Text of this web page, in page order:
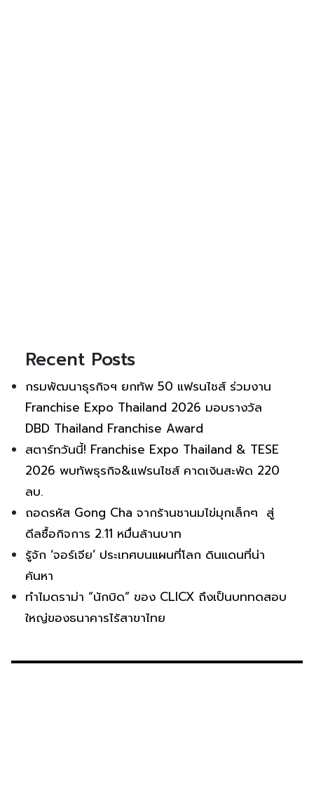
Recent Posts
กรมพัฒนาธุรกิจฯ ยกทัพ 50 แฟรนไชส์ ร่วมงาน
Franchise Expo Thailand 2026 มอบรางวัล
DBD Thailand Franchise Award
สตาร์ทวันนี้! Franchise Expo Thailand & TESE
2026 พบทัพธุรกิจ&แฟรนไชส์ คาดเงินสะพัด 220
ลบ.
ถอดรหัส Gong Cha จากร้านชานมไข่มุกเล็กๆ สู่
ดีลซื้อกิจการ 2.11 หมื่นล้านบาท
รู้จัก ‘จอร์เจีย’ ประเทศบนแผนที่โลก ดินแดนที่น่า
ค้นหา
ทำไมดราม่า “นักบิด” ของ CLICX ถึงเป็นบททดสอบ
ใหญ่ของธนาคารไร้สาขาไทย